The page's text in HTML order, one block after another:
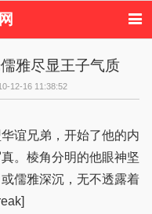
国娱乐
欧美娱乐
视新闻
内地明星八卦
出全新写真 阳光儒雅尽显王子气质
12-16 11:38:52
谊兄弟，开始了他的内
。棱角分明的他眼神坚
儒雅深沉，无不透露着